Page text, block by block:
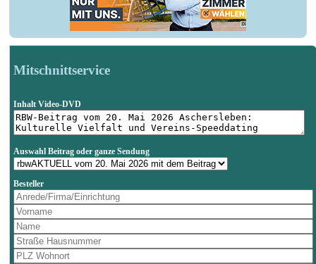
Mitschnittservice
Inhalt Video-DVD
Auswahl Beitrag oder ganze Sendung
Besteller